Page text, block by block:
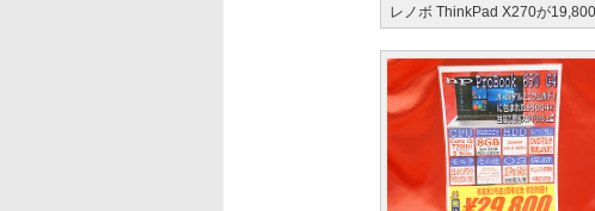
レノボ ThinkPad X270が